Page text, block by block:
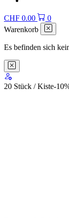
CHF 0.00
0
Warenkorb
Es befinden sich
20 Stück / Kiste-10